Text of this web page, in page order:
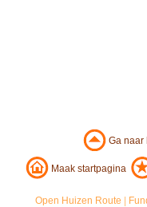
Ga
Maak startpagina
Open Huizen Route